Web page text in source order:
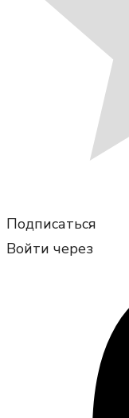
Подписаться
Войти через